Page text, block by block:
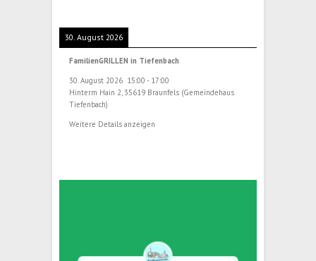
30. August 2026
FamilienGRILLEN in Tiefenbach
30. August 2026 15:00 - 17:00
Hinterm Hain 2, 35619 Braunfels (Gemeindehaus
Tiefenbach)
Weitere Details anzeigen